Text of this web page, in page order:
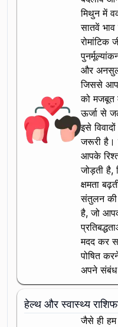
मिथुन में
सातवें
रोमांटिक
और
जिससे
को मजबूत
ऊर्जा से
इसे
जरूरी है।
आपके
जोड़ती
क्षमता
संतुलन की
है, जो
मदद कर
पोषित
अपने संबंध
हेल्थ और स्वास्थ्य
जैसे ही हम